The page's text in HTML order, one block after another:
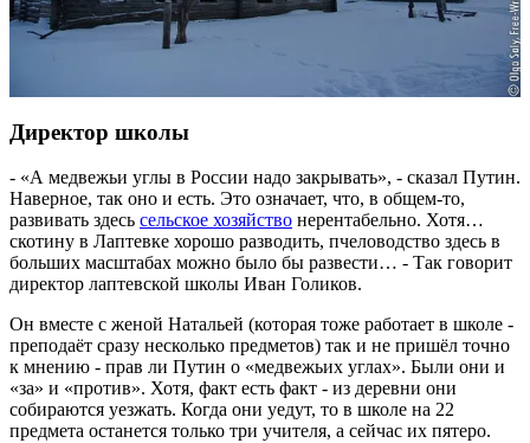
Директор школы
- «А медвежьи углы в России надо закрывать», - сказал Путин.
Наверное, так оно и есть. Это означает, что, в общем-то,
развивать здесь сельское хозяйство нерентабельно. Хотя…
скотину в Лаптевке хорошо разводить, пчеловодство здесь в
больших масштабах можно было бы развести… - Так говорит
директор лаптевской школы Иван Голиков.
Он вместе с женой Натальей (которая тоже работает в школе -
преподаёт сразу несколько предметов) так и не пришёл точно
к мнению - прав ли Путин о «медвежьих углах». Были они и
«за» и «против». Хотя, факт есть факт - из деревни они
собираются уезжать. Когда они уедут, то в школе на 22
предмета останется только три учителя, а сейчас их пятеро.